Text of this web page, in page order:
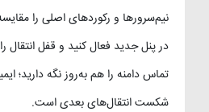
نیم‌سرورها و رکوردهای اصلی را
در پنل جدید فعال کنید و قفل انتقال
تماس دامنه را هم به‌روز نگه دارید؛
شکست انتقال‌های بعدی است.